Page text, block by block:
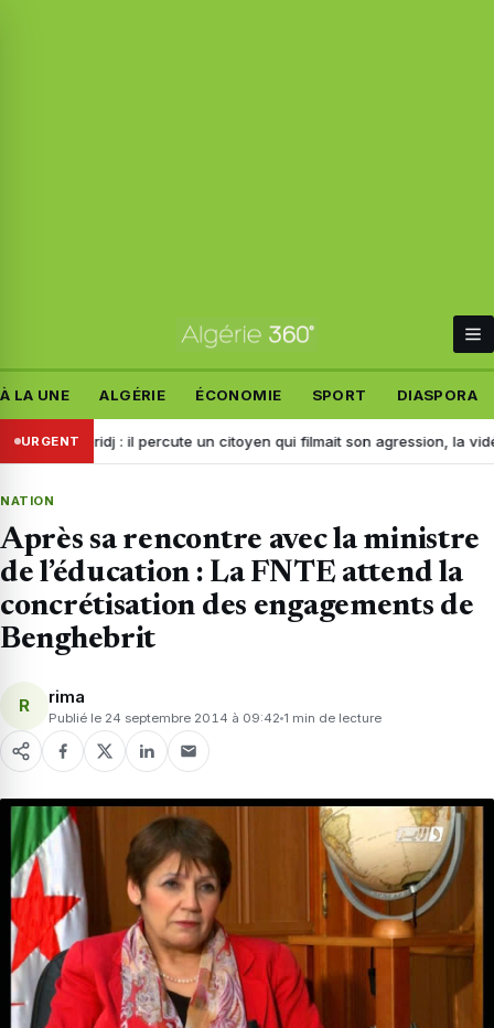
À LA UNE ALGÉRIE ÉCONOMIE SPORT DIASPORA
URGENT
Arréridj : il percute un citoyen qui filmait son agression, la vidéo
NATION
Après sa rencontre avec la ministre
de l’éducation : La FNTE attend la
concrétisation des engagements de
Benghebrit
R rima
Publié le 24 septembre 2014 à 09:42 1 min de lecture